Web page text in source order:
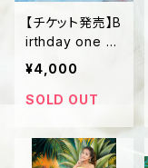
【チケット発売】B
irthday one m
an Live 一般席
チケット
¥4,000
SOLD OUT